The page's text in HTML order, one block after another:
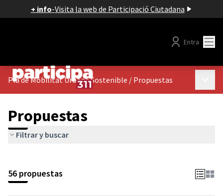
+ info-Visita la web de Participació Ciutadana
Entra
Pla de Mobilitat Urbana Sostenible / Propuestas
Propuestas
Filtrar y buscar
56 propuestas